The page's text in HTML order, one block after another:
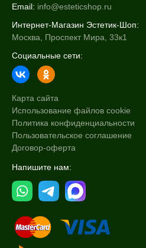
Email: info@esteticshop.ru
Интернет-Магазин Эстетик-Шоп:
Москва, Проспект Мира, 33к1
Социальные сети:
Карта сайта
Использование файлов cookie
Политика конфиденциальности
Пользовательское соглашение
Договор-оферта
Напишите нам: